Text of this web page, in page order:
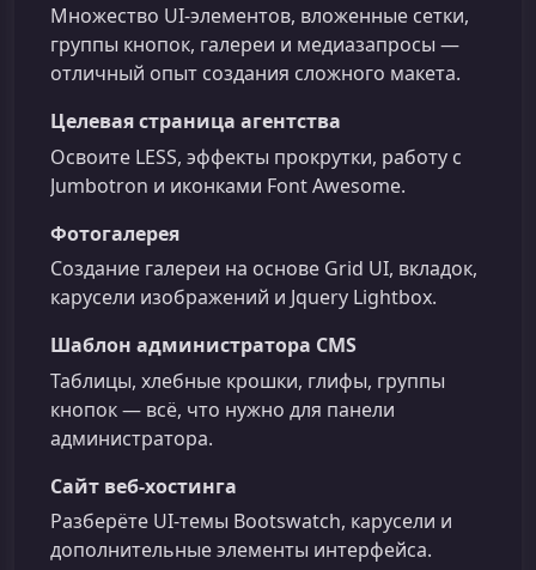
Множество UI‑элементов, вложенные сетки,
группы кнопок, галереи и медиазапросы —
отличный опыт создания сложного макета.
Целевая страница агентства
Освоите LESS, эффекты прокрутки, работу с
Jumbotron и иконками Font Awesome.
Фотогалерея
Создание галереи на основе Grid UI, вкладок,
карусели изображений и Jquery Lightbox.
Шаблон администратора CMS
Таблицы, хлебные крошки, глифы, группы
кнопок — всё, что нужно для панели
администратора.
Сайт веб‑хостинга
Разберёте UI‑темы Bootswatch, карусели и
дополнительные элементы интерфейса.